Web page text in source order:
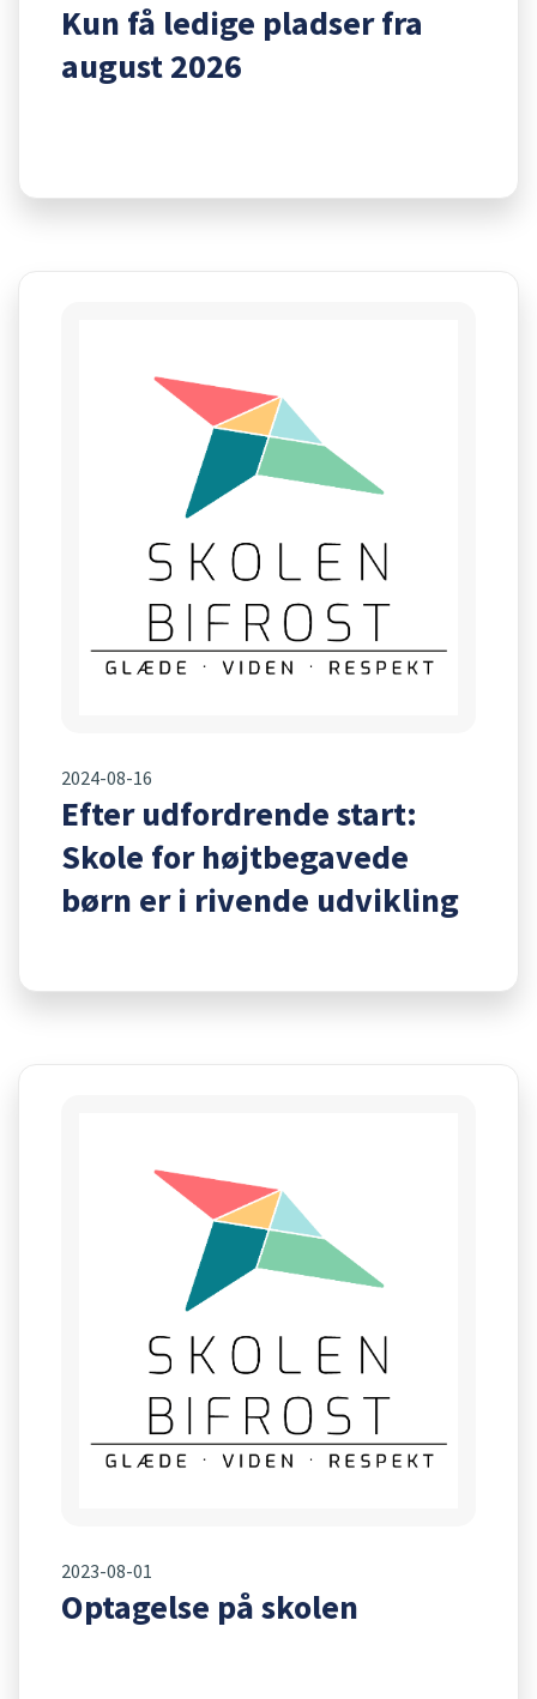
Kun få ledige pladser fra
august 2026
2024-08-16
Efter udfordrende start:
Skole for højtbegavede
børn er i rivende udvikling
2023-08-01
Optagelse på skolen